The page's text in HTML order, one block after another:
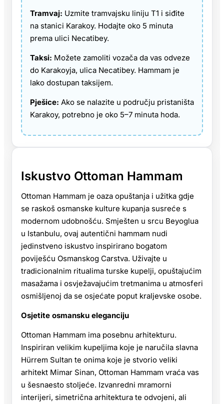
Tramvaj: Uzmite tramvajsku liniju T1 i siđite
na stanici Karakoy. Hodajte oko 5 minuta
prema ulici Necatibey.
Taksi: Možete zamoliti vozača da vas odveze
do Karakoyja, ulica Necatibey. Hammam je
lako dostupan taksijem.
Pješice: Ako se nalazite u području pristaništa
Karakoy, potrebno je oko 5–7 minuta hoda.
Iskustvo Ottoman Hammam
Ottoman Hammam je oaza opuštanja i užitka gdje
se raskoš osmanske kulture kupanja susreće s
modernom udobnošću. Smješten u srcu Beyoglua
u Istanbulu, ovaj autentični hammam nudi
jedinstveno iskustvo inspirirano bogatom
poviješću Osmanskog Carstva. Uživajte u
tradicionalnim ritualima turske kupelji, opuštajućim
masažama i osvježavajućim tretmanima u atmosferi
osmišljenoj da se osjećate poput kraljevske osobe.
Osjetite osmansku eleganciju
Ottoman Hammam ima posebnu arhitekturu.
Inspiriran velikim kupeljima koje je naručila slavna
Hürrem Sultan te onima koje je stvorio veliki
arhitekt Mimar Sinan, Ottoman Hammam vraća vas
u šesnaesto stoljeće. Izvanredni mramorni
interijeri, simetrična arhitektura te odvojeni, ali